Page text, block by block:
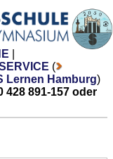
(
Lernen Hamburg)
428 891-157 oder